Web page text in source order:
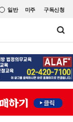
미주 구독신청
일반